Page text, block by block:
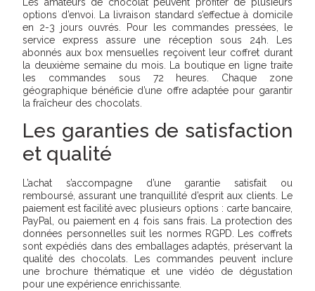
options d’envoi. La livraison standard s’effectue à domicile
en 2-3 jours ouvrés. Pour les commandes pressées, le
service express assure une réception sous 24h. Les
abonnés aux box mensuelles reçoivent leur coffret durant
la deuxième semaine du mois. La boutique en ligne traite
les commandes sous 72 heures. Chaque zone
géographique bénéficie d’une offre adaptée pour garantir
la fraîcheur des chocolats.
Les garanties de satisfaction
et qualité
L’achat s’accompagne d’une garantie satisfait ou
remboursé, assurant une tranquillité d’esprit aux clients. Le
paiement est facilité avec plusieurs options : carte bancaire,
PayPal, ou paiement en 4 fois sans frais. La protection des
données personnelles suit les normes RGPD. Les coffrets
sont expédiés dans des emballages adaptés, préservant la
qualité des chocolats. Les commandes peuvent inclure
une brochure thématique et une vidéo de dégustation
pour une expérience enrichissante.